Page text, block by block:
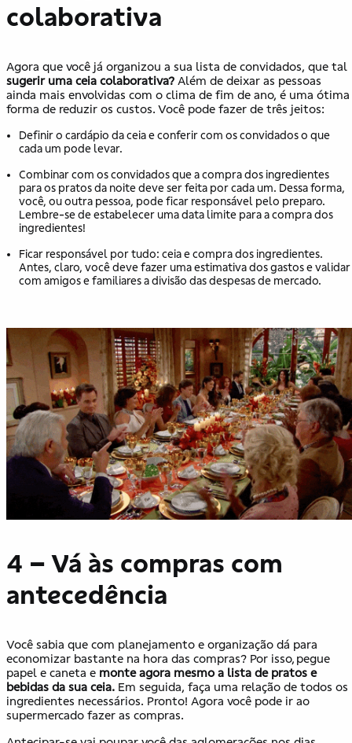
colaborativa
Agora que você já organizou a sua lista de convidados, que tal
sugerir uma ceia colaborativa? Além de deixar as pessoas
ainda mais envolvidas com o clima de fim de ano, é uma ótima
forma de reduzir os custos. Você pode fazer de três jeitos:
Definir o cardápio da ceia e conferir com os convidados o que
cada um pode levar.
Combinar com os convidados que a compra dos ingredientes
para os pratos da noite deve ser feita por cada um. Dessa forma,
você, ou outra pessoa, pode ficar responsável pelo preparo.
Lembre-se de estabelecer uma data limite para a compra dos
ingredientes!
Ficar responsável por tudo: ceia e compra dos ingredientes.
Antes, claro, você deve fazer uma estimativa dos gastos e validar
com amigos e familiares a divisão das despesas de mercado.
4 – Vá às compras com
antecedência
Você sabia que com planejamento e organização dá para
economizar bastante na hora das compras? Por isso, pegue
papel e caneta e monte agora mesmo a lista de pratos e
bebidas da sua ceia. Em seguida, faça uma relação de todos os
ingredientes necessários. Pronto! Agora você pode ir ao
supermercado fazer as compras.